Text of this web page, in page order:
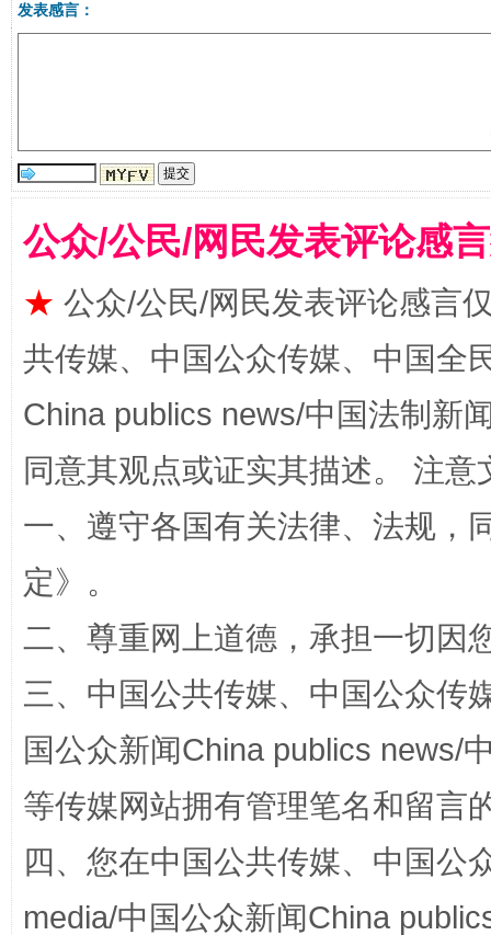
国家大学科技园优化重塑工作
发表感言：
公众/公民/网民发表评论感
★ 公众/公民/网民发表评论感言
共传媒、中国公众传媒、中国全
China publics news/中国法制新
同意其观点或证实其描述。 注
一、遵守各国有关法律、法规，
定》。
二、尊重网上道德，承担一切因
三、中国公共传媒、中国公众传
国公众新闻China publics news/
等传媒网站拥有管理笔名和留言
四、您在中国公共传媒、中国公
media/中国公众新闻China